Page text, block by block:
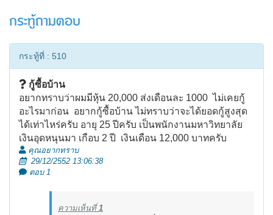
กระทู้ถามตอบ
กระทู้ที่ : 510
กู้ซื้อบ้าน
อยากทราบว่าผมมีหุ้น 20,000 ส่งเดือนละ 1000 ไม่เคยกู้
อะไรมาก่อน อยากกู้ซื้อบ้าน ไม่ทราบว่าจะได้ยอดกู้สูงสุด
ได้เท่าไหร่ครับ อายุ 25 ปีครับ เป็นพนักงานมหาวิทยาลัย
เงินอุดหนุนมา เกือบ 2 ปี เงินเดือน 12,000 บาทครับ
คุณอยากทราบ
29/12/2552 13:06:38
ตอบ 1
ความเห็นที่1